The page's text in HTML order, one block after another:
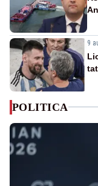
9
POLITICA